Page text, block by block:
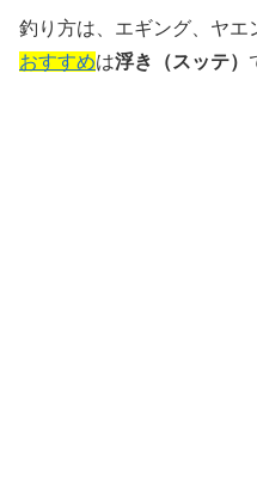
釣り方は、エギング、ヤ
おすすめは浮き（スッテ）